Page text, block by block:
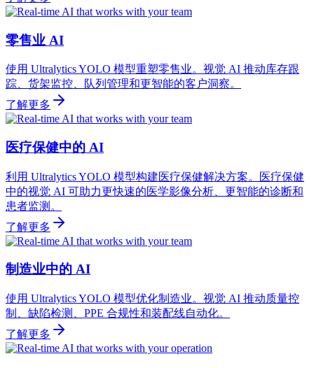
零售业 AI
使用 Ultralytics YOLO 模型重塑零售业。视觉 AI 推动库存跟
踪、货架监控、队列管理和更智能的客户洞察。
了解更多
医疗保健中的 AI
利用 Ultralytics YOLO 模型构建医疗保健解决方案。医疗保健
中的视觉 AI 可助力更快速的医学影像分析、更智能的诊断和
患者监测。
了解更多
制造业中的 AI
使用 Ultralytics YOLO 模型优化制造业。视觉 AI 推动质量控
制、缺陷检测、PPE 合规性和装配线自动化。
了解更多